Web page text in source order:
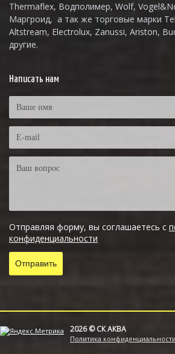
Thermaflex, Водполимер, Wolf,
Маргроид, а так же торговые марки
Altstream, Electrolux, Zanussi, Ariston,
другие.
Написать нам
Отправляя форму, вы соглашаетесь с
конфиденциальности
2026 © СК АКВА
Политика конфиденциальности